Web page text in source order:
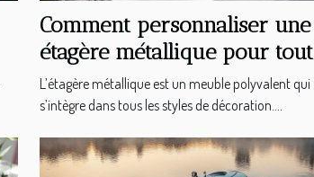
Comment personnaliser une
étagère métallique pour tout
type d'intérieur ?
L’étagère métallique est un meuble polyvalent qui
s’intègre dans tous les styles de décoration....